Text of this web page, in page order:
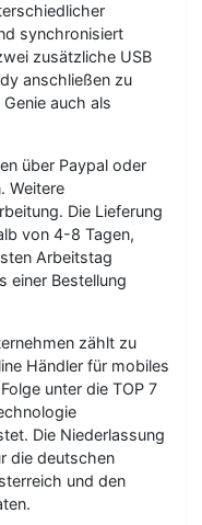
synchronisiert
zusätzliche USB
anschließen zu
auch als
über Paypal oder
Weitere
Die Lieferung
von 4-8 Tagen,
Arbeitstag
einer Bestellung
zählt zu
Händler für mobiles
unter die TOP 7
Die Niederlassung
die deutschen
und den